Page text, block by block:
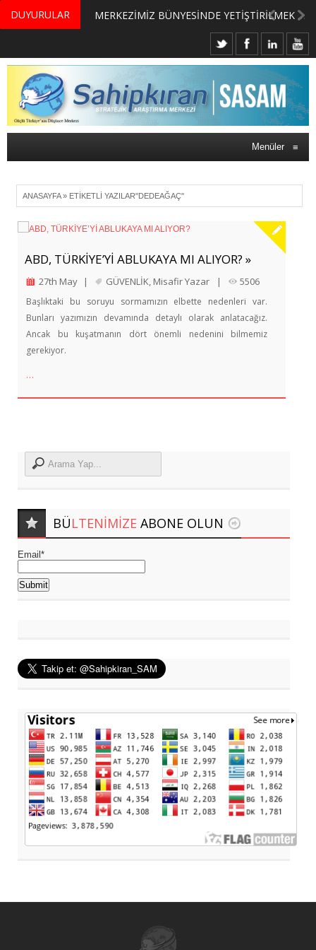
DUYURULAR MERKEZİMİZ BÜNYESİNDE YETİŞTİRİLMEK ÜZERE GÖNÜLLÜ ÜLKE MASASI UZMANI VE UZMAN ADAYLARI ARIYORUZ
Menüler ≡
ANASAYFA» ETIKETLI YAZILAR"DEDEAĞAÇ"
ABD, TÜRKİYE’Yİ ABLUKAYA MI ALIYOR? »
27th May | GÜVENLİK Misafir Yazar | 5506
Başlıktaki bu soruyu sormamızın elbette nedenleri var.
Bunları yazımızın devamında detaylı olarak anlatacağız.
Ancak bu kuşatmanın dört önemli nedenini bilmemiz
gerekiyor.
…
BÜLTENIMIZE ABONE OLUN
Email*